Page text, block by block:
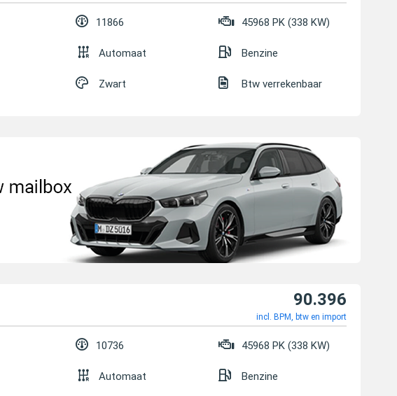
11866 45968 PK (338 KW)
Automaat Benzine
Zwart Btw verrekenbaar
90.396
incl. BPM, btw en import
10736 45968 PK (338 KW)
Automaat Benzine